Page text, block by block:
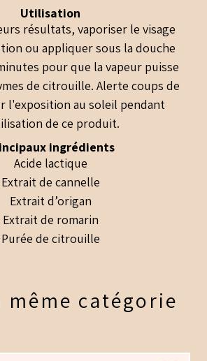
Utilisation
résultats, vaporiser le visage
ou appliquer sous la douche
pour que la vapeur puisse
de citrouille. Alerte coups de
l'exposition au soleil pendant
de ce produit.
ingrédients
Acide lactique
Extrait de cannelle
Extrait d’origan
Extrait de romarin
Purée de citrouille
même catégorie